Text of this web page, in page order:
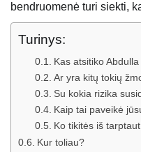
bendruomenė turi siekti,
Turinys:
Kas atsitiko
Ar yra kitų tokių
Su kokia rizika
Kaip tai paveikė
Ko tikitės iš
Kur toliau?